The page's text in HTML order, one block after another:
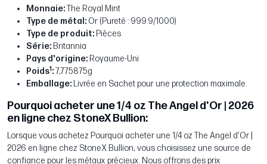
Monnaie:The Royal Mint
Type de métal: Or (Pureté : 999.9/1000)
Type de produit: Pièces
Série: Britannia
Pays d'origine: Royaume-Uni
Poids1:7,775875g
Emballage: Livrée en Sachet pour une protection maximale.
Pourquoi acheter une 1/4 oz The Angel d'Or | 2026
en ligne chez StoneX Bullion:
Lorsque vous achetez Pourquoi acheter une 1/4 oz The Angel d'Or |
2026 en ligne chez StoneX Bullion, vous choisissez une source de
confiance pour les métaux précieux. Nous offrons des prix